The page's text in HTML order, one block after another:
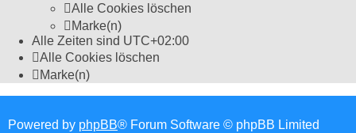
Alle Cookies löschen
Marke(n)
Alle Zeiten sind UTC+02:00
Alle Cookies löschen
Marke(n)
Powered by phpBB® Forum Software © phpBB Limited